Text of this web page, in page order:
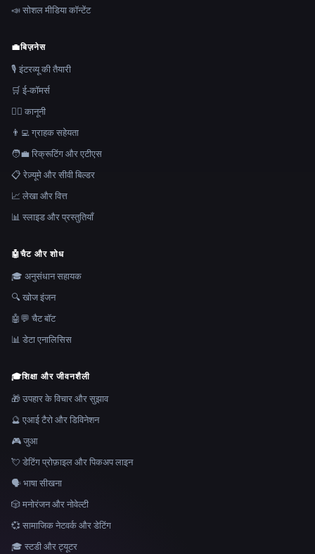
📣 सोशल मीडिया कॉन्टेंट
💼बिज़नेस
🎙️ इंटरव्यू की तैयारी
🛒 ई-कॉमर्स
👩‍⚖️ कानूनी
👨‍💻 ग्राहक सहेयता
🧑‍💼 रिक्रूटिंग और एटीएस
📋 रेज़्यूमे और सीवी बिल्डर
📈 लेखा और वित्त
📊 स्लाइड और प्रस्तुतियाँ
🤖चैट और शोध
🎓 अनुसंधान सहायक
🔍 खोज इंजन
🤖💬 चैट बॉट
📊 डेटा एनालिसिस
🎓शिक्षा और जीवनशैली
🎁 उपहार के विचार और सुझाव
🔮 एआई टैरो और डिविनेशन
🎮 जुआ
💘 डेटिंग प्रोफ़ाइल और पिकअप लाइन
🗣️ भाषा सीखना
🎲 मनोरंजन और नोवेल्टी
💞 सामाजिक नेटवर्क और डेटिंग
🎓 स्टडी और ट्यूटर